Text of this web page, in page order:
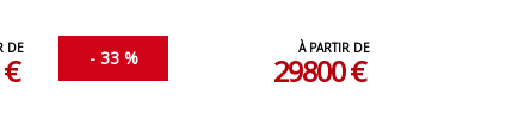
DE - 33 % À PARTIR DE
29800 €